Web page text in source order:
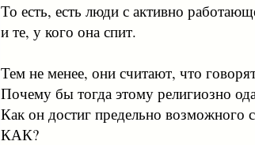
То есть, есть люди с активно
и те, у кого она спит.
Тем не менее, они считают, что
Почему бы тогда этому религиозно
Как он достиг предельно возможного
КАК?